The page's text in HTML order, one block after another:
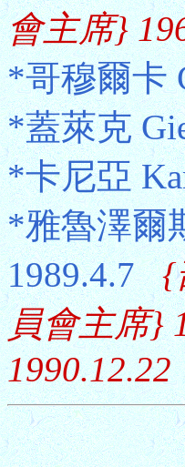
會主席}
*哥穆爾卡
*蓋萊克
*卡尼亞
*雅魯澤爾
1989.4.7{
員會主席}
1990.12.22